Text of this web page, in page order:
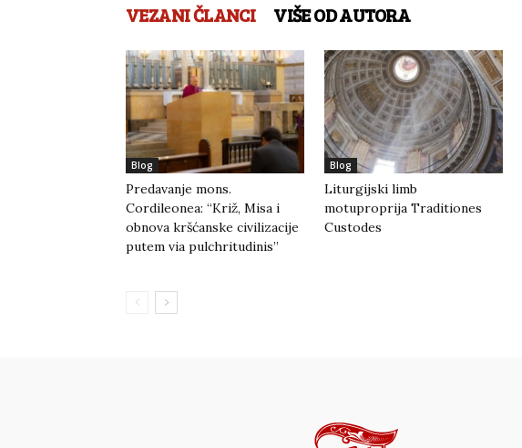
VEZANI ČLANCI VIŠE OD AUTORA
Blog
Predavanje mons.
Cordileonea: “Križ, Misa i
obnova kršćanske civilizacije
putem via pulchritudinis”
Blog
Liturgijski limb
motuproprija Traditiones
Custodes